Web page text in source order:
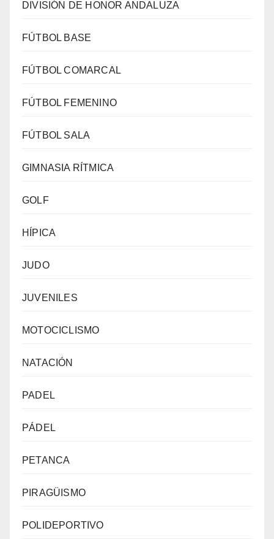
DIVISIÓN DE HONOR ANDALUZA
FÚTBOL BASE
FÚTBOL COMARCAL
FÚTBOL FEMENINO
FÚTBOL SALA
GIMNASIA RÍTMICA
GOLF
HÍPICA
JUDO
JUVENILES
MOTOCICLISMO
NATACIÓN
PADEL
PÁDEL
PETANCA
PIRAGÜISMO
POLIDEPORTIVO